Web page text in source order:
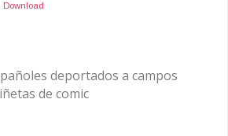
Download
deportados a campos
de comic